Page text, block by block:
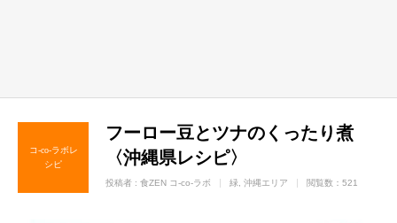
コ-co-ラボレ
シピ
フーロー豆とツナのくったり煮
〈沖縄県レシピ〉
投稿者 : 食ZEN コ-co-ラボ 緑 沖縄エリア 閲覧数：521